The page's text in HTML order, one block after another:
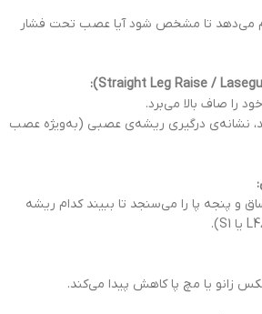
می‌دهد تا مشخص شود آیا عصب تحت فشار
را صاف بالا می‌برد.
نشانه‌ی درگیری ریشه‌ی عصبی (به‌ویژه عصب
و پنجه پا را می‌سنجد تا ببیند کدام ریشه
زانو یا مچ پا کاهش پیدا می‌کند.